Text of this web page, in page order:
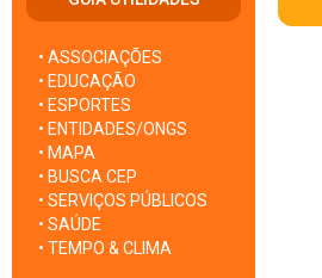
• ASSOCIAÇÕES
• EDUCAÇÃO
• ESPORTES
• ENTIDADES/ONGS
• MAPA
• BUSCA CEP
• SERVIÇOS PÚBLICOS
• SAÚDE
• TEMPO & CLIMA